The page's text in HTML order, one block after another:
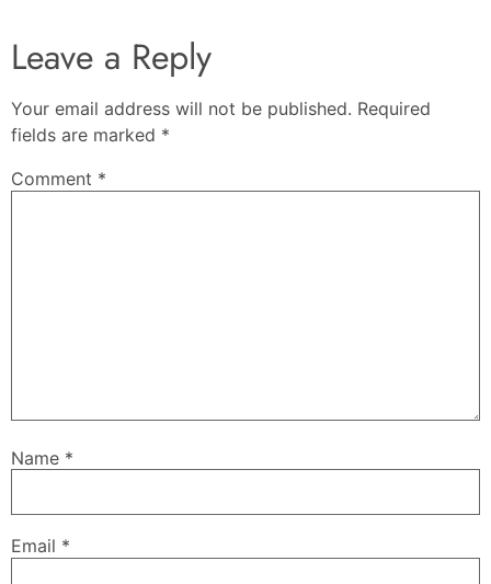
Leave a Reply
Your email address will not be published. Required
fields are marked *
Comment *
Name *
Email *